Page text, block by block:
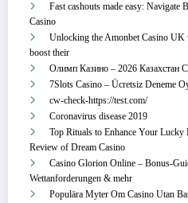
Fast cashouts made easy: Navigate
Casino
Unlocking the Amonbet Casino UK
boost their
Олимп Казино – 2026 Казахстан
7Slots Casino – Ücretsiz Deneme
cw-check-https://test.com/
Coronavirus disease 2019
Top Rituals to Enhance Your
Review of Dream Casino
Casino Glorion Online –
Wettanforderungen & mehr
Populära Myter Om Casino Utan